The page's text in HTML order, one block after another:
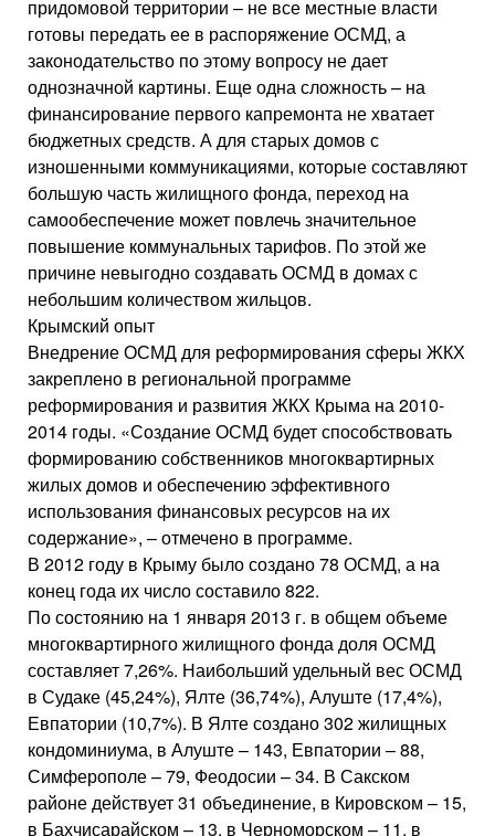
придомовой территории – не все местные власти
готовы передать ее в распоряжение ОСМД, а
законодательство по этому вопросу не дает
однозначной картины. Еще одна сложность – на
финансирование первого капремонта не хватает
бюджетных средств. А для старых домов с
изношенными коммуникациями, которые составляют
большую часть жилищного фонда, переход на
самообеспечение может повлечь значительное
повышение коммунальных тарифов. По этой же
причине невыгодно создавать ОСМД в домах с
небольшим количеством жильцов.
Крымский опыт
Внедрение ОСМД для реформирования сферы ЖКХ
закреплено в региональной программе
реформирования и развития ЖКХ Крыма на 2010-
2014 годы. «Создание ОСМД будет способствовать
формированию собственников многоквартирных
жилых домов и обеспечению эффективного
использования финансовых ресурсов на их
содержание», – отмечено в программе.
В 2012 году в Крыму было создано 78 ОСМД, а на
конец года их число составило 822.
По состоянию на 1 января 2013 г. в общем объеме
многоквартирного жилищного фонда доля ОСМД
составляет 7,26%. Наибольший удельный вес ОСМД
в Судаке (45,24%), Ялте (36,74%), Алуште (17,4%),
Евпатории (10,7%). В Ялте создано 302 жилищных
кондоминиума, в Алуште – 143, Евпатории – 88,
Симферополе – 79, Феодосии – 34. В Сакском
районе действует 31 объединение, в Кировском – 15,
в Бахчисарайском – 13, в Черноморском – 11, в